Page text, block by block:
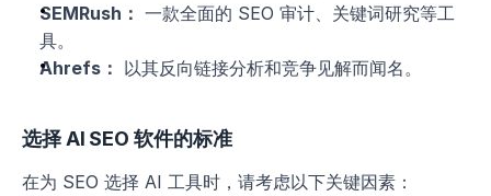
SEMRush： 一款全面的 SEO 审计、关键词研究等工
具。
Ahrefs： 以其反向链接分析和竞争见解而闻名。
选择 AI SEO 软件的标准
在为 SEO 选择 AI 工具时，请考虑以下关键因素：